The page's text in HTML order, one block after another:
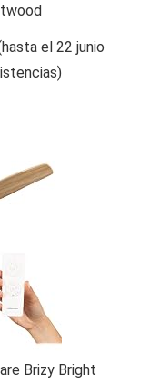
el 22 junio
Brizy Bright